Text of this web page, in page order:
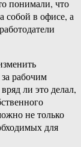
понимали, что
собой в офисе, а
рабочим
ли это делал,
не только
для